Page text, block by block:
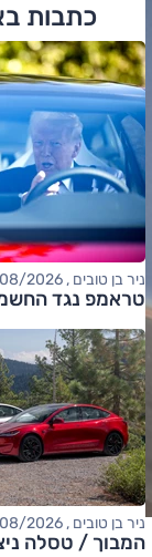
כתבות
ניר בן טובים , 06/08/2026
טראמפ נגד
ניר בן טובים , 06/08/2026
המבוך / טסלה